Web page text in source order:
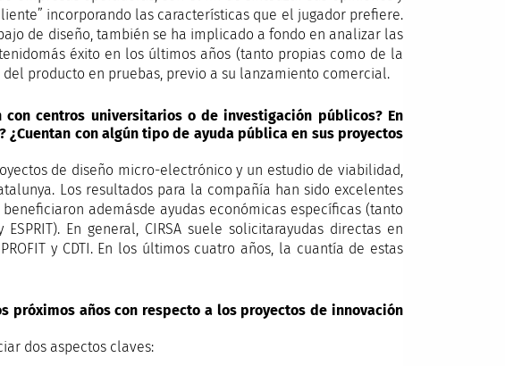
incorporando las características que el jugador prefiere.
de diseño, también se ha implicado a fondo en analizar las
éxito en los últimos años (tanto propias como de la
producto en pruebas, previo a su lanzamiento comercial.
centros universitarios o de investigación públicos? En
con algún tipo de ayuda pública en sus proyectos
de diseño micro-electrónico y un estudio de viabilidad,
Los resultados para la compañía han sido excelentes
ademásde ayudas económicas específicas (tanto
En general, CIRSA suele solicitarayudas directas en
y CDTI. En los últimos cuatro años, la cuantía de estas
próximos años con respecto a los proyectos de innovación
dos aspectos claves: